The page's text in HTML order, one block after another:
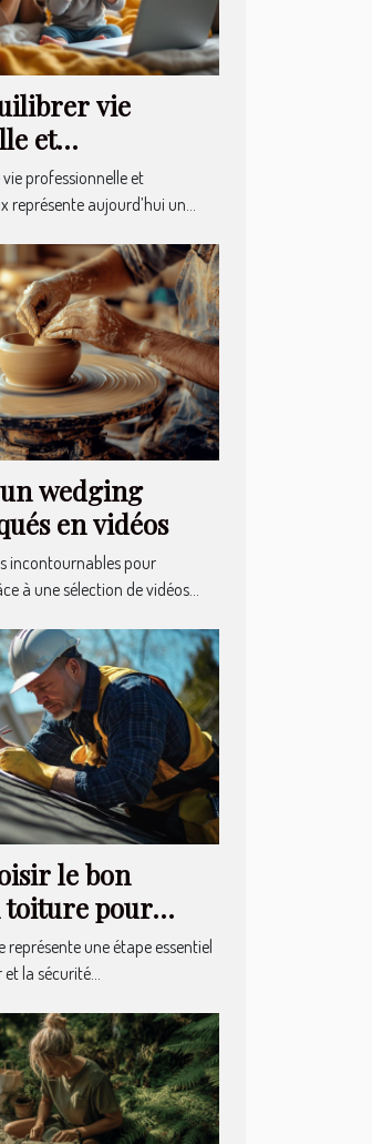
vie
et
?
professionnelle et
représente aujourd’hui un...
wedging
en vidéos
incontournables pour
à une sélection de vidéos...
le bon
toiture pour
?
une étape essentiel
la sécurité...